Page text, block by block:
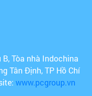
B, Tòa nhà Indochina
Tân Định, TP Hồ Chí
www.pcgroup.vn